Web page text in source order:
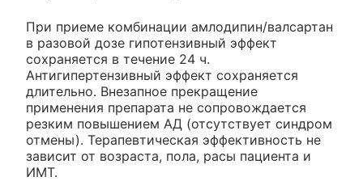
При приеме комбинации амлодипин/валсартан
в разовой дозе гипотензивный эффект
сохраняется в течение 24 ч.
Антигипертензивный эффект сохраняется
длительно. Внезапное прекращение
применения препарата не сопровождается
резким повышением АД (отсутствует синдром
отмены). Терапевтическая эффективность не
зависит от возраста, пола, расы пациента и
ИМТ.